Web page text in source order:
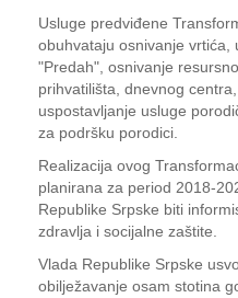
Usluge predviđene
obuhvataju osnivanje vrtića,
"Predah", osnivanje
prihvatilišta, dnevnog
uspostavljanje usluge
za podršku porodici.
Realizacija ovog
planirana za period 2018-
Republike Srpske biti
zdravlja i socijalne zaštite.
Vlada Republike Srpske
obilježavanje osam stotina